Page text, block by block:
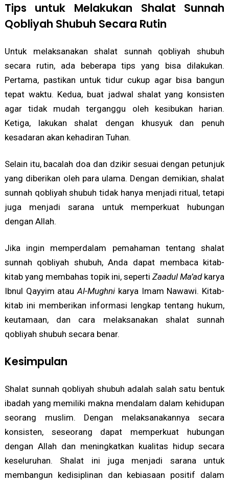
Tips untuk Melakukan Shalat Sunnah
Qobliyah Shubuh Secara Rutin
Untuk melaksanakan shalat sunnah qobliyah shubuh
secara rutin, ada beberapa tips yang bisa dilakukan.
Pertama, pastikan untuk tidur cukup agar bisa bangun
tepat waktu. Kedua, buat jadwal shalat yang konsisten
agar tidak mudah terganggu oleh kesibukan harian.
Ketiga, lakukan shalat dengan khusyuk dan penuh
kesadaran akan kehadiran Tuhan.
Selain itu, bacalah doa dan dzikir sesuai dengan petunjuk
yang diberikan oleh para ulama. Dengan demikian, shalat
sunnah qobliyah shubuh tidak hanya menjadi ritual, tetapi
juga menjadi sarana untuk memperkuat hubungan
dengan Allah.
Jika ingin memperdalam pemahaman tentang shalat
sunnah qobliyah shubuh, Anda dapat membaca kitab-
kitab yang membahas topik ini, sepertiZaadul Ma’adkarya
Ibnul Qayyim atauAl-Mughni karya Imam Nawawi. Kitab-
kitab ini memberikan informasi lengkap tentang hukum,
keutamaan, dan cara melaksanakan shalat sunnah
qobliyah shubuh secara benar.
Kesimpulan
Shalat sunnah qobliyah shubuh adalah salah satu bentuk
ibadah yang memiliki makna mendalam dalam kehidupan
seorang muslim. Dengan melaksanakannya secara
konsisten, seseorang dapat memperkuat hubungan
dengan Allah dan meningkatkan kualitas hidup secara
keseluruhan. Shalat ini juga menjadi sarana untuk
membangun kedisiplinan dan kebiasaan positif dalam